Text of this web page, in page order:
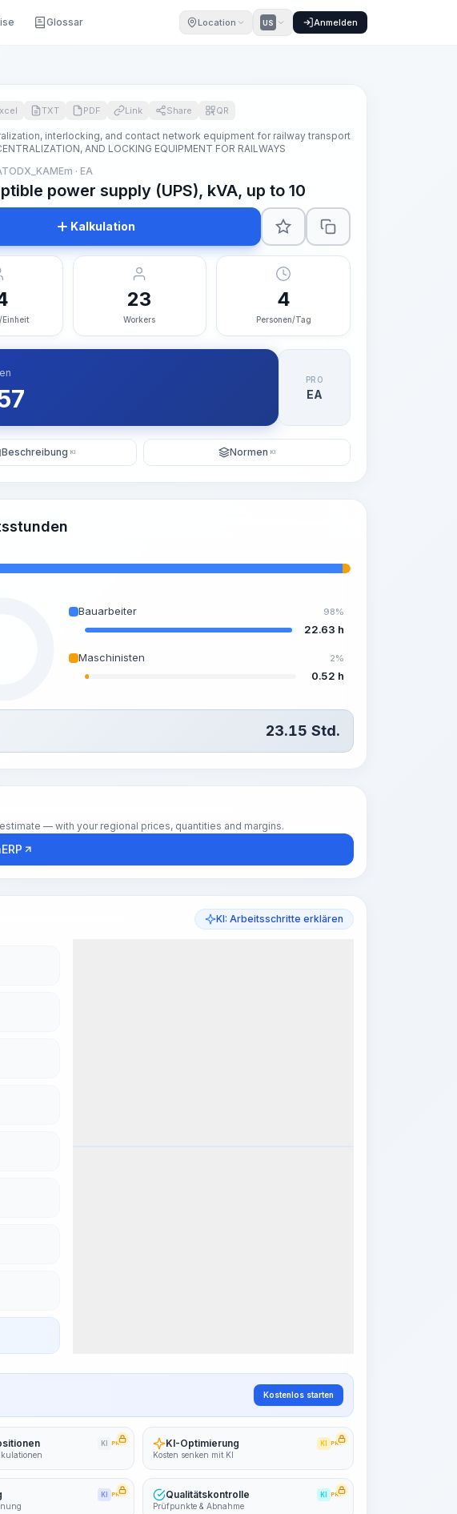
Glossar Location US Anmelden
TXT PDF Link Share QR
interlocking, and contact network equipment for railway transport
AND LOCKING EQUIPMENT FOR RAILWAYS
· EA
power supply (UPS), kVA, up to 10
Kalkulation
Einheit
23
Workers
4
Personen/Tag
PRO
EA
Beschreibung KI Normen KI
Bauarbeiter 98%
22.63 h
Maschinisten 2%
0.52 h
23.15 Std.
— with your regional prices, quantities and margins.
KI: Arbeitsschritte erklären
Kostenlos starten
KI PRO KI-Optimierung KI PRO
Kosten senken mit KI
KI PRO Qualitätskontrolle KI PRO
Prüfpunkte & Abnahme